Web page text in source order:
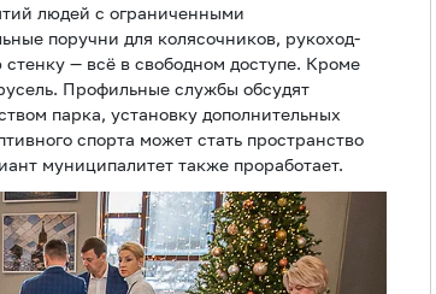
людей с ограниченными
поручни для колясочников, рукоход-
— всё в свободном доступе. Кроме
Профильные службы обсудят
парка, установку дополнительных
спорта может стать пространство
муниципалитет также проработает.